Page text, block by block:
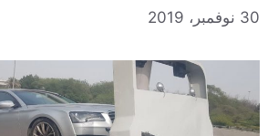
30 نوفمبر، 2019